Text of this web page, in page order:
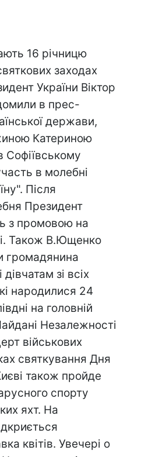
16 річницю
заходах
України Віктор
в прес-
держави,
Катериною
в молебні
Після
Президент
з промовою на
Також В.Ющенко
громадянина
зі всіх
народилися 24
на головній
Незалежності
військових
святкування Дня
також пройде
спорту
яхт. На
квітів. Увечері о